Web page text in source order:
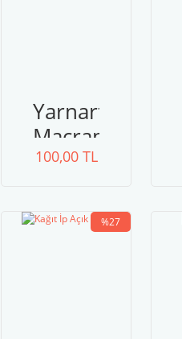
Yarnart
Macrame
Rope
100,00 TL
%27